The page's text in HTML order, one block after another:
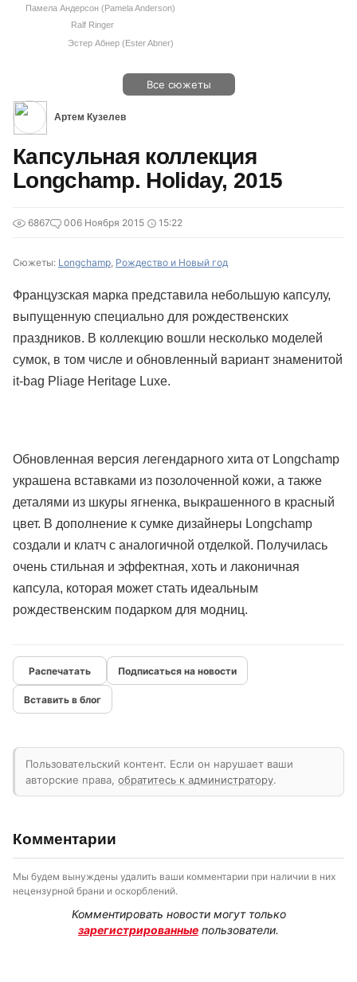
Памела Андерсон (Pamela Anderson)
Ralf Ringer
Эстер Абнер (Ester Abner)
Все сюжеты
Артем Кузелев
Капсульная коллекция
Longchamp. Holiday, 2015
6867 006 Ноября 2015 15:22
Сюжеты: Longchamp, Рождество и Новый год
Французская марка представила небольшую капсулу,
выпущенную специально для рождественских
праздников. В коллекцию вошли несколько моделей
сумок, в том числе и обновленный вариант знаменитой
it-bag Pliage Heritage Luxe.
Обновленная версия легендарного хита от Longchamp
украшена вставками из позолоченной кожи, а также
деталями из шкуры ягненка, выкрашенного в красный
цвет. В дополнение к сумке дизайнеры Longchamp
создали и клатч с аналогичной отделкой. Получилась
очень стильная и эффектная, хоть и лаконичная
капсула, которая может стать идеальным
рождественским подарком для модниц.
Подписаться на новости
Вставить в блог
Пользовательский контент. Если он нарушает ваши
авторские права, обратитесь к администратору.
Комментарии
Мы будем вынуждены удалить ваши комментарии при наличии в них
нецензурной брани и оскорблений.
Комментировать новости могут только
зарегистрированные пользователи.